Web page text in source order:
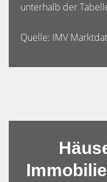
unterhalb der
Quelle: IMV